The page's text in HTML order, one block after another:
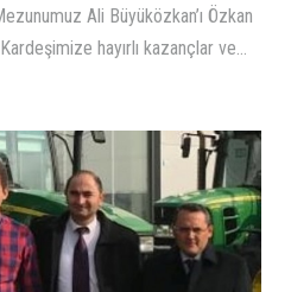
Ali Büyüközkan’ı Özkan
hayırlı kazançlar ve…